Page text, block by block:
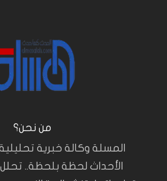
من نحن؟
المسلة وكالة خبرية
الأحداث لحظة بلحظة.. تحلل